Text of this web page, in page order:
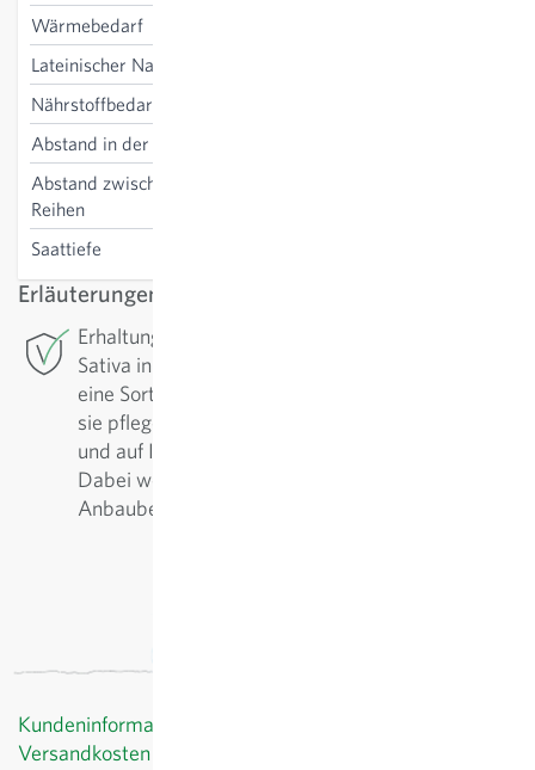
Wärmebedarf
Lateinischer Name
Nährstoffbedarf
Abstand in der Reihe
Abstand zwischen den
Reihen
Saattiefe
Erläuterungen
Erhaltungszüchtung: Für diese Sorte betreibt
Sativa in Rheinau die Erhaltungszüchtung. Um
eine Sorte in hoher Qualität zu sichern, muss man
sie pflegen. Regelmässig werden sie nachgebaut
und auf Ihre positiven Eigenschaften selektiert.
Dabei werden die Sorten fortlaufend den
Anbaubedingungen angepasst und verbessert.
Kundeninformationen
Versandkosten